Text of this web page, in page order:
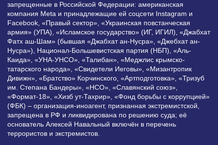
запрещенные в Российской Федерации: американская
компания Meta и принадлежащие ей соцсети Instagram и
Facebook, «Правый сектор», «Украинская повстанческая
армия» (УПА), «Исламское государство» (ИГ, ИГИЛ), «Джабхат
Фатх аш-Шам» (бывшая «Джабхат ан-Нусра», «Джебхат ан-
Нусра»), Национал-Большевистская партия (НБП), «Аль-
Каида», «УНА-УНСО», «Талибан», «Меджлис крымско-
татарского народа», «Свидетели Иеговы», «Мизантропик
Дивижн», «Братство» Корчинского, «Артподготовка», «Тризуб
им. Степана Бандеры», «НСО», «Славянский союз»,
«Формат-18», «Хизб ут-Тахрир», «Фонд борьбы с коррупцией»
(ФБК) – организация-иноагент, признанная экстремистской,
запрещена в РФ и ликвидирована по решению суда; её
основатель Алексей Навальный включён в перечень
террористов и экстремистов.